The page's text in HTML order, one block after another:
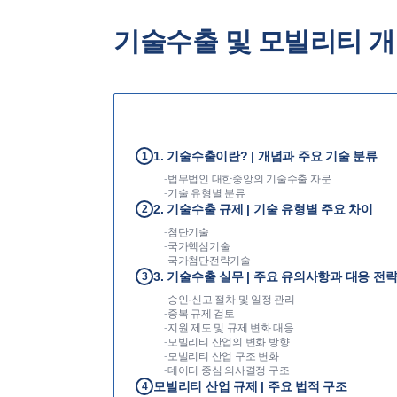
기술수출 및 모빌리티
1 1. 기술수출이란? | 개념과 주요 기술 분류
-법무법인 대한중앙의 기술수출 자문
-기술 유형별 분류
2 2. 기술수출 규제 | 기술 유형별 주요 차이
-첨단기술
-국가핵심기술
-국가첨단전략기술
3 3. 기술수출 실무 | 주요 유의사항과 대응 전략
-승인·신고 절차 및 일정 관리
-중복 규제 검토
-지원 제도 및 규제 변화 대응
-모빌리티 산업의 변화 방향
-모빌리티 산업 구조 변화
-데이터 중심 의사결정 구조
4
모빌리티 산업 규제 | 주요 법적 구조